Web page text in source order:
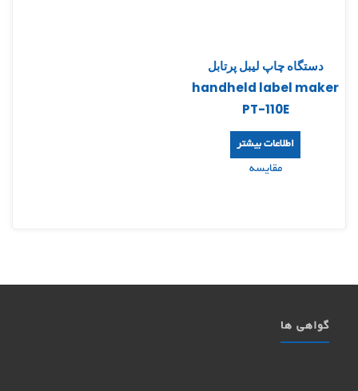
دستگاه چاپ لیبل پرتابل
handheld label maker
PT-110E
اطلاعات بیشتر
مقایسه
گواهی ها